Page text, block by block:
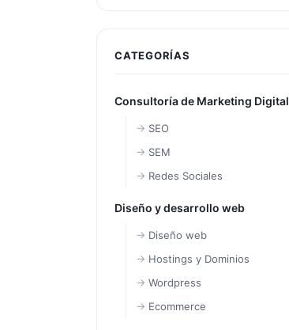
CATEGORÍAS
Consultoría de Marketing Digital
SEO
SEM
Redes Sociales
Diseño y desarrollo web
Diseño web
Hostings y Dominios
Wordpress
Ecommerce